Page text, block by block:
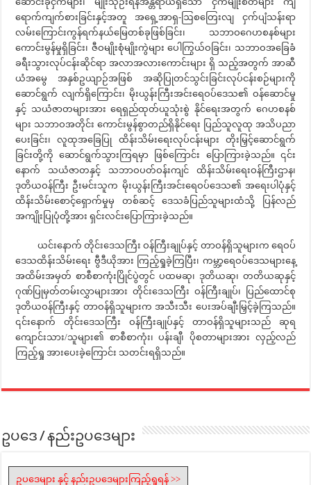
ရောက်ကျက်စားခြင်းနှင့်အတူ အရှေ့အာရှ-ဩစတြေးလျ ငှက်ပျံသန်းရာ
လမ်းကြောင်းကွန်ရက်နယ်မြေတစ်ခုဖြစ်ခြင်း၊ သဘာဝဂေဟစနစ်များ
ကောင်းမွန်မှုရှိခြင်း၊ ဇီဝမျိုးစုံမျိုးကွဲများ ပေါကြွယ်ဝခြင်း၊ သဘာဝအခြေခံ
ခရီးသွားလုပ်ငန်းဆိုင်ရာ အလာအလားကောင်းများ ရှိ သည့်အတွက် အာဆီ
ယံအမွေ အနှစ်ဥယျာဉ်အဖြစ် အဆိုပြုတင်သွင်းခြင်းလုပ်ငန်းစဉ်များကို
ဆောင်ရွက် လျက်ရှိကြောင်း၊ မိုးယွန်းကြီးအင်းရေဝပ်ဒေသ၏ ဝန်ဆောင်မှု
နှင့် သယံဇာတများအား ရေရှည်ထုတ်ယူသုံးစွဲ နိုင်ရေးအတွက် ဂေဟစနစ်
များ သဘာဝအတိုင်း ကောင်းမွန်စွာတည်ရှိနိုင်ရေး ပြည်သူလူထု အသိပညာ
ပေးခြင်း၊ လူထုအခြေပြု ထိန်းသိမ်းရေးလုပ်ငန်းများ တိုးမြှင့်ဆောင်ရွက်
ခြင်းတို့ကို ဆောင်ရွက်သွားကြရမှာ ဖြစ်ကြောင်း ပြောကြားခဲ့သည်။ ၎င်း
နောက် သယံဇာတနှင့် သဘာဝပတ်ဝန်းကျင် ထိန်းသိမ်းရေးဝန်ကြီးဌာန၊
ဒုတိယဝန်ကြီး ဦးမင်းသူက မိုးယွန်းကြီးအင်းရေဝပ်ဒေသ၏ အရေးပါပုံနှင့်
ထိန်းသိမ်းစောင့်ရှောက်မှုမှ တစ်ဆင့် ဒေသခံပြည်သူများထံသို့ ပြန်လည်
အကျိုးပြုပုံတို့အား ရှင်းလင်းပြောကြားခဲ့သည်။
ယင်းနောက် တိုင်းဒေသကြီး ဝန်ကြီးချုပ်နှင့် တာဝန်ရှိသူများက ရေဝပ်
ဒေသထိန်းသိမ်းရေး ဗွီဒီယိုအား ကြည့်ရှုခဲ့ကြပြီး၊ ကမ္ဘာ့ရေဝပ်ဒေသများနေ့
အထိမ်းအမှတ် စာစီစာကုံးပြိုင်ပွဲတွင် ပထမဆု၊ ဒုတိယဆု၊ တတိယဆုနှင့်
ဂုဏ်ပြုမှတ်တမ်းလွှာများအား တိုင်းဒေသကြီး ဝန်ကြီးချုပ်၊ ပြည်ထောင်စု
ဒုတိယဝန်ကြီးနှင့် တာဝန်ရှိသူများက အသီးသီး ပေးအပ်ချီးမြှင့်ခဲ့ကြသည်။
၎င်းနောက် တိုင်းဒေသကြီး ဝန်ကြီးချုပ်နှင့် တာဝန်ရှိသူများသည် ဆုရ
ကျောင်းသား/သူများ၏ စာစီစာကုံး၊ ပန်းချီ၊ ပိုစတာများအား လှည့်လည်
ကြည့်ရှု အားပေးခဲ့ကြောင်း သတင်းရရှိသည်။
ဥပဒေ / နည်းဥပဒေများ
ဥပဒေများ နှင့် နည်းဥပဒေများကြည့်ရှုရန် >>